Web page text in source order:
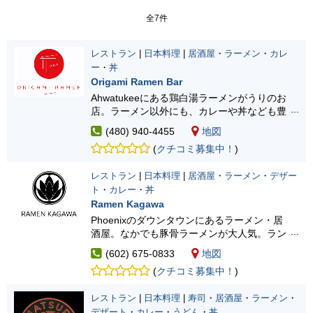
全7件
レストラン 日本料理 居酒屋 ・ ラーメン ・ カレ
ー ・ 丼
Origami Ramen Bar
Ahwatukeeにある鶏白湯ラーメンがうりのお
店。ラーメン以外にも、カレーや丼なども豊
富にあります。
(480) 940-4455
地図
(クチコミ募集中！ )
レストラン 日本料理 居酒屋 ・ ラーメン ・ デザー
ト ・ カレー ・ 丼
Ramen Kagawa
Phoenixのダウンタウンにあるラーメン・居
酒屋。なかでも豚骨ラーメンが大人気。ラン
チコンボやハッピーアワーあり！
(602) 675-0833
地図
(クチコミ募集中！ )
レストラン 日本料理 寿司 ・ 居酒屋 ・ ラーメン ・